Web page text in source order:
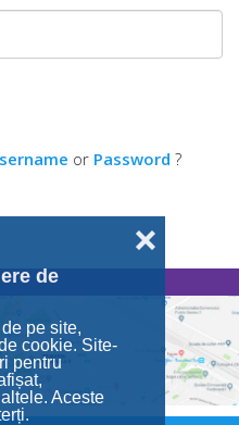
de
pe site,
cookie. Site-
pentru
Aceste
❌
or Password ?